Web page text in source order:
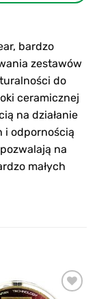
bardzo
zestawów
do
ceramicznej
na działanie
i odpornością
na
małych